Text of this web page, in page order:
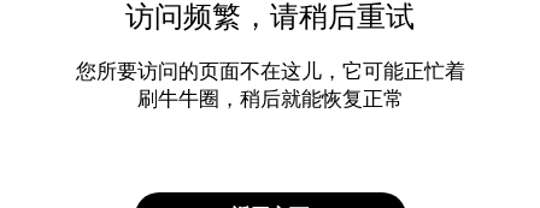
访问频繁，请稍后重试
您所要访问的页面不在这儿，它可能正忙着
刷牛牛圈，稍后就能恢复正常